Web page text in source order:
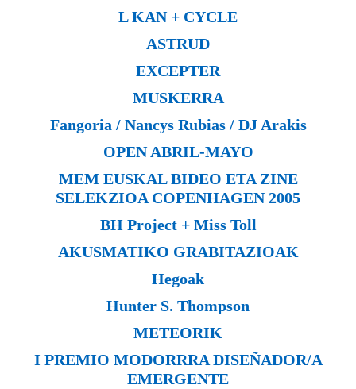
L KAN + CYCLE
ASTRUD
EXCEPTER
MUSKERRA
Fangoria / Nancys Rubias / DJ Arakis
OPEN ABRIL-MAYO
MEM EUSKAL BIDEO ETA ZINE
SELEKZIOA COPENHAGEN 2005
BH Project + Miss Toll
AKUSMATIKO GRABITAZIOAK
Hegoak
Hunter S. Thompson
METEORIK
I PREMIO MODORRRA DISEÑADOR/A
EMERGENTE